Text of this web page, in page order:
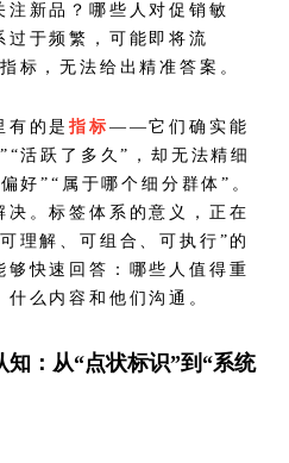
新品？哪些人对促销敏
过于频繁，可能即将流
标，无法给出精准答案。
有的是指标 ——它们确实能
活跃了多久”，却无法精细
好”“属于哪个细分群体”。
决。标签体系的意义，正在
理解、可组合、可执行”的
够快速回答：哪些人值得重
么内容和他们沟通。
：从“点状标识”到“系统